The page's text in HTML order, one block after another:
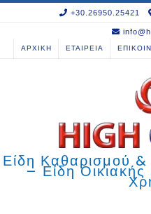
+30.26950.25421
ΑΡΧΙΚΗ ΕΤΑΙΡΕΙΑ
Είδη Καθαρισμού &
– Είδη